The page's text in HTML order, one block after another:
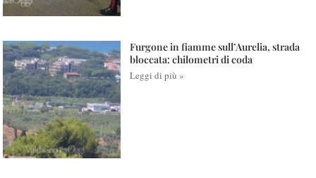
Furgone in fiamme sull’Aurelia, strada
bloccata: chilometri di coda
Leggi di più »